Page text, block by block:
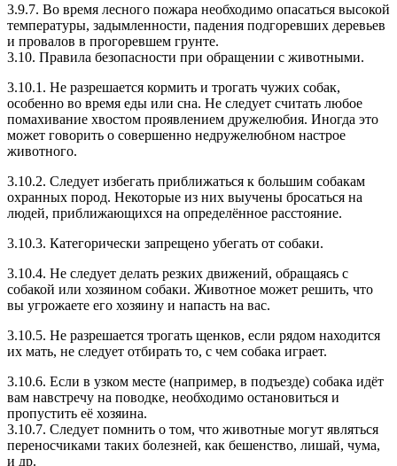
3.9.7. Во время лесного пожара необходимо опасаться высокой
температуры, задымленности, падения подгоревших деревьев
и провалов в прогоревшем грунте.
3.10. Правила безопасности при обращении с животными.
3.10.1. Не разрешается кормить и трогать чужих собак,
особенно во время еды или сна. Не следует считать любое
помахивание хвостом проявлением дружелюбия. Иногда это
может говорить о совершенно недружелюбном настрое
животного.
3.10.2. Следует избегать приближаться к большим собакам
охранных пород. Некоторые из них выучены бросаться на
людей, приближающихся на определённое расстояние.
3.10.3. Категорически запрещено убегать от собаки.
3.10.4. Не следует делать резких движений, обращаясь с
собакой или хозяином собаки. Животное может решить, что
вы угрожаете его хозяину и напасть на вас.
3.10.5. Не разрешается трогать щенков, если рядом находится
их мать, не следует отбирать то, с чем собака играет.
3.10.6. Если в узком месте (например, в подъезде) собака идёт
вам навстречу на поводке, необходимо остановиться и
пропустить её хозяина.
3.10.7. Следует помнить о том, что животные могут являться
переносчиками таких болезней, как бешенство, лишай, чума,
и др.